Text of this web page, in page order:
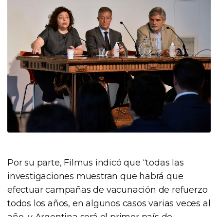
Por su parte, Filmus indicó que “todas las
investigaciones muestran que habrá que
efectuar campañas de vacunación de refuerzo
todos los años, en algunos casos varias veces al